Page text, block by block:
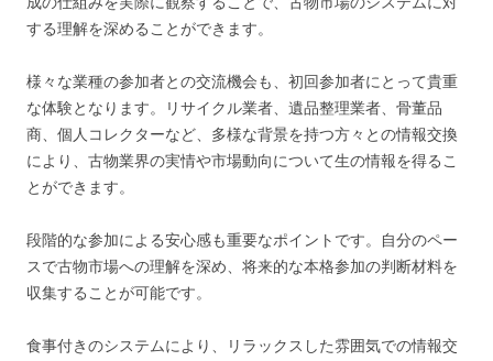
する理解を深めることができます。
様々な業種の参加者との交流機会も、初回参加者にとって貴重
な体験となります。リサイクル業者、遺品整理業者、骨董品
商、個人コレクターなど、多様な背景を持つ方々との情報交換
により、古物業界の実情や市場動向について生の情報を得るこ
とができます。
段階的な参加による安心感も重要なポイントです。自分のペー
スで古物市場への理解を深め、将来的な本格参加の判断材料を
収集することが可能です。
食事付きのシステムにより、リラックスした雰囲気での情報交